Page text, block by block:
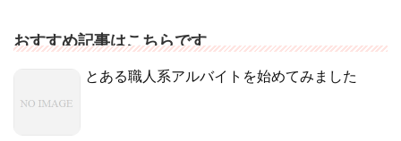
おすすめ記事はこちらです
とある職人系アルバイトを始めてみました